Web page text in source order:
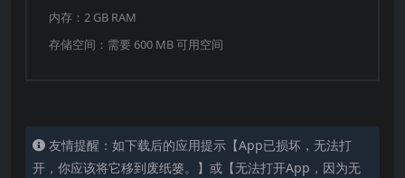
内存：2 GB RAM
存储空间：需要 600 MB 可用空间
友情提醒：如下载后的应用提示【App已损坏，无法打
开，你应该将它移到废纸篓。】或【无法打开App，因为无